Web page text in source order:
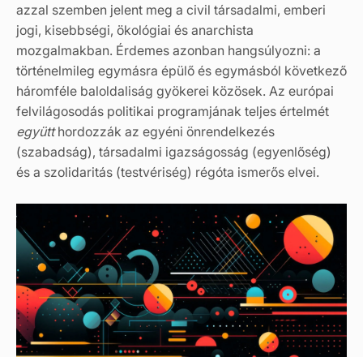
azzal szemben jelent meg a civil társadalmi, emberi
jogi, kisebbségi, ökológiai és anarchista
mozgalmakban. Érdemes azonban hangsúlyozni: a
történelmileg egymásra épülő és egymásból következő
háromféle baloldaliság gyökerei közösek. Az európai
felvilágosodás politikai programjának teljes értelmét
együtthordozzák az egyéni önrendelkezés
(szabadság), társadalmi igazságosság (egyenlőség)
és a szolidaritás (testvériség) régóta ismerős elvei.